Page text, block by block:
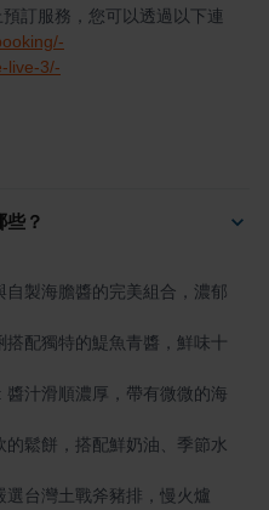
訂服務，您可以透過以下連
live-3/-
些？
自製海膽醬的完美組合，濃郁
搭配獨特的鯷魚青醬，鮮味十
: 醬汁滑順濃厚，帶有微微的海
的鬆餅，搭配鮮奶油、季節水
選台灣土戰斧豬排，慢火爐